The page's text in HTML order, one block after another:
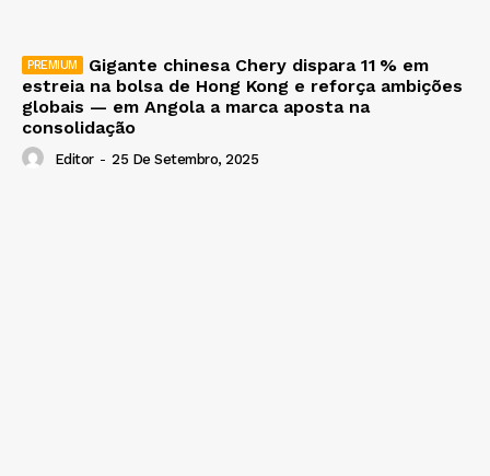
Gigante chinesa Chery dispara 11 % em
estreia na bolsa de Hong Kong e reforça ambições
globais — em Angola a marca aposta na
consolidação
Editor - 25 De Setembro, 2025